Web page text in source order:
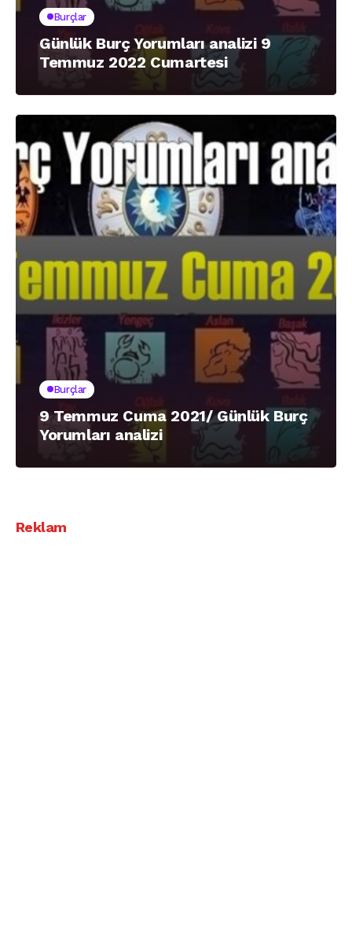
Burçlar
Günlük Burç Yorumları analizi 9
Temmuz 2022 Cumartesi
Burçlar
9 Temmuz Cuma 2021/ Günlük Burç
Yorumları analizi
Reklam